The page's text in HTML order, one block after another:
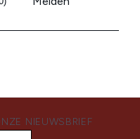
NIEUWSBRIEF